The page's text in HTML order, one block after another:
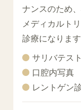
ナンスのため
メディカルト
診療になります
サリバテス
口腔内写真
レントゲン